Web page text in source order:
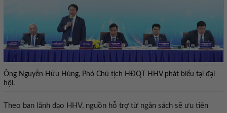
Ông Nguyễn Hữu Hùng, Phó Chủ tịch HĐQT HHV phát biểu tại đại
hội.
Theo ban lãnh đạo HHV, nguồn hỗ trợ từ ngân sách sẽ ưu tiên